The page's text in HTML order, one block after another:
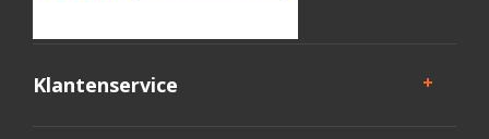
Klantenservice